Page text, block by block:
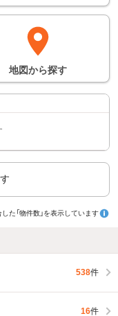
地図から探す
た「物件数」を表示しています
538件
16件